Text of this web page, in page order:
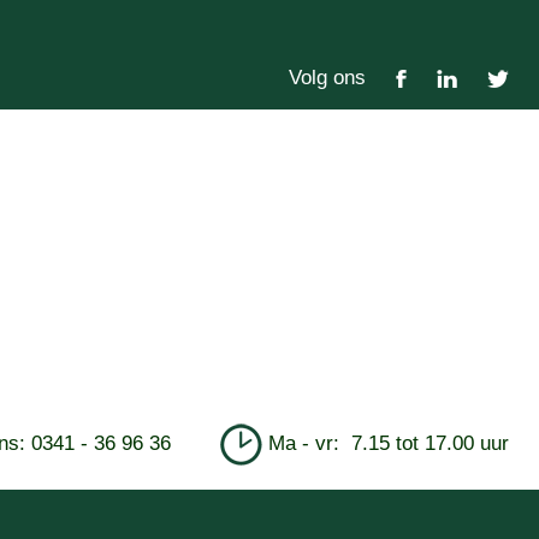
Volg ons
0341 - 36 96 36 Ma - vr: 7.15 tot 17.00 uur